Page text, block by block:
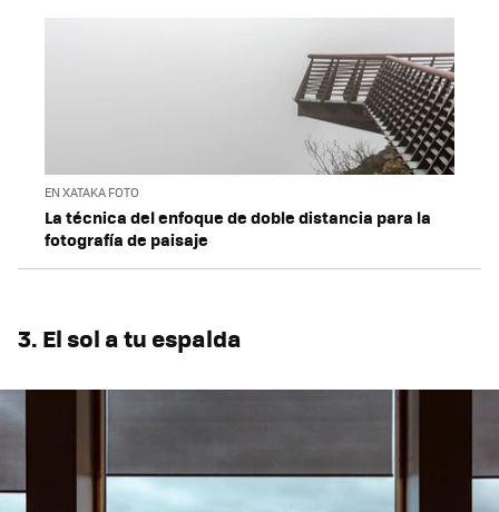
EN XATAKA FOTO
La técnica del enfoque de doble distancia para la
fotografía de paisaje
3. El sol a tu espalda